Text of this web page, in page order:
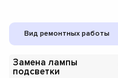
Вид ремонтных работы
Замена лампы
подсветки